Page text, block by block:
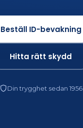
Beställ ID-bevakning
Hitta rätt skydd
Din trygghet sedan 1956